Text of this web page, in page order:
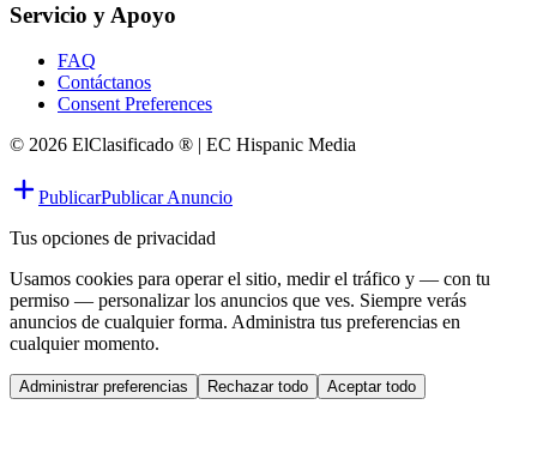
Servicio y Apoyo
FAQ
Contáctanos
Consent Preferences
© 2026 ElClasificado ® | EC Hispanic Media
PublicarPublicar Anuncio
Tus opciones de privacidad
Usamos cookies para operar el sitio, medir el tráfico y — con tu
permiso — personalizar los anuncios que ves. Siempre verás
anuncios de cualquier forma. Administra tus preferencias en
cualquier momento.
Administrar preferencias Rechazar todo Aceptar todo